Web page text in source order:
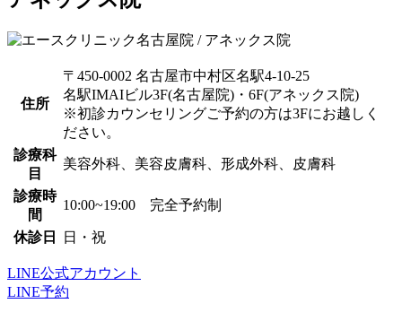
住所
〒450-0002 名古屋市中村区名駅4-10-25
名駅IMAIビル3F(名古屋院)・6F(アネックス院)
※初診カウンセリングご予約の方は3Fにお越しく
ださい。
診療科
目
美容外科、美容皮膚科、形成外科、皮膚科
診療時
間
10:00~19:00 完全予約制
休診日 日・祝
LINE公式アカウント
LINE予約